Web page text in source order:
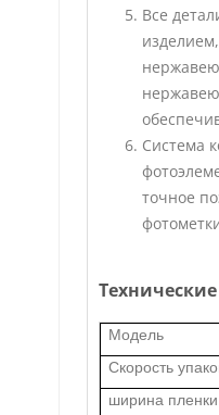
Все
Система
точное
Модель
Скорость
ширина пленки